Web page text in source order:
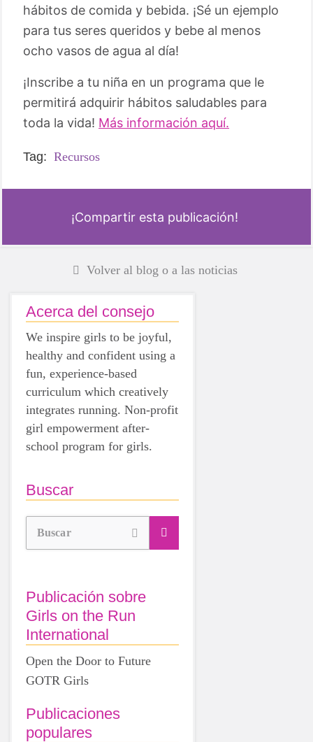
hábitos de comida y bebida. ¡Sé un ejemplo
para tus seres queridos y bebe al menos
ocho vasos de agua al día!
¡Inscribe a tu niña en un programa que le
permitirá adquirir hábitos saludables para
toda la vida! Más información aquí.
Tag: Recursos
¡Compartir esta publicación!
Volver al blog o a las noticias
Acerca del consejo
We inspire girls to be joyful,
healthy and confident using a
fun, experience-based
curriculum which creatively
integrates running. Non-profit
girl empowerment after-
school program for girls.
Buscar
Buscar
Publicación sobre
Girls on the Run
International
Open the Door to Future
GOTR Girls
Publicaciones
populares